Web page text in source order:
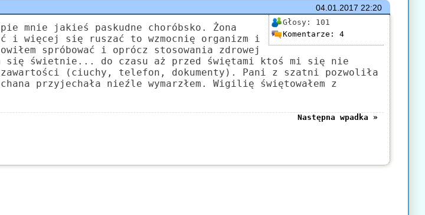
04.01.2017 22:20
Głosy: 101
Komentarze: 4
mnie jakieś paskudne choróbsko. Żona
i więcej się ruszać to wzmocnię organizm i
spróbować i oprócz stosowania zdrowej
się świetnie... do czasu aż przed świętami ktoś mi się nie
(ciuchy, telefon, dokumenty). Pani z szatni pozwoliła
przyjechała nieźle wymarzłem. Wigilię świętowałem z
Następna wpadka »